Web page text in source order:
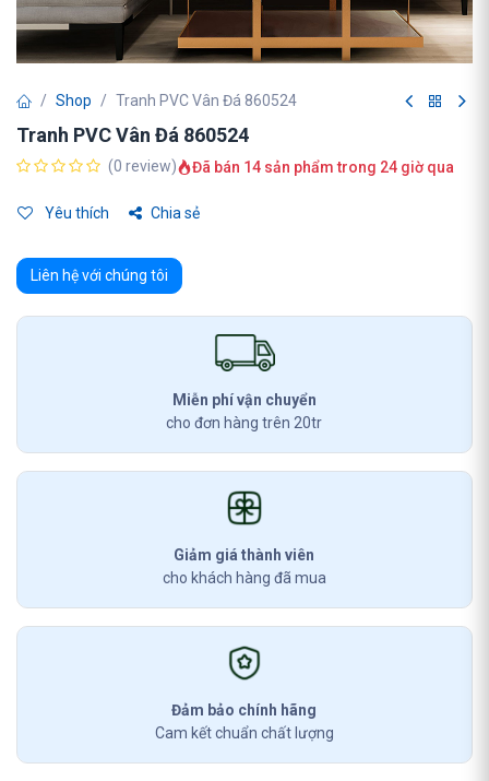
Shop Tranh PVC Vân Đá 860524
Tranh PVC Vân Đá 860524
(0 review) Đã bán 14 sản phẩm trong 24 giờ qua
Yêu thích Chia sẻ
Liên hệ với chúng tôi
Miễn phí vận chuyển
cho đơn hàng trên 20tr
Giảm giá thành viên
cho khách hàng đã mua
Đảm bảo chính hãng
Cam kết chuẩn chất lượng